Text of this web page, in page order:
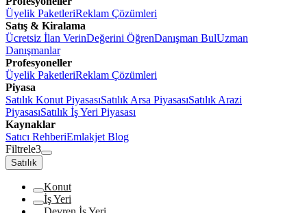
Üyelik PaketleriReklam Çözümleri
Satış & Kiralama
Ücretsiz İlan VerinDeğerini ÖğrenDanışman BulUzman
Danışmanlar
Profesyoneller
Üyelik PaketleriReklam Çözümleri
Piyasa
Satılık Konut PiyasasıSatılık Arsa PiyasasıSatılık Arazi
PiyasasıSatılık İş Yeri Piyasası
Kaynaklar
Satıcı RehberiEmlakjet Blog
Filtrele3
Satılık
Konut
İş Yeri